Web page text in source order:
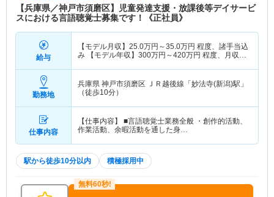
【兵庫県／神戸市須磨区】児童発達支援・放課後等デイサービ
スにおける言語聴覚士募集です！《正社員》
給与
【モデル月収】 25.0万円～35.0万円 程度、諸手当込
み 【モデル年収】 300万円～420万円 程度、月収
勤務地
兵庫県 神戸市須磨区 ＪＲ越後線「妙法寺(新潟)駅」
（徒歩10分）
仕事内容
【仕事内容】 ■言語聴覚士業務全般 ・創作的活動、
作業活動、余暇活動を通した身…
駅から徒歩10分以内 積極採用中